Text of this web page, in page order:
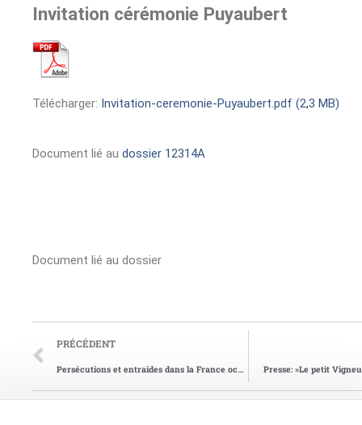
Invitation cérémonie Puyaubert
Télécharger: Invitation-ceremonie-Puyaubert.pdf (2,3 MB)
Document lié au dossier 12314A
Document lié au dossier
PRÉCÉDENT
Persécutions et entraides dans la France occupée Presse: »Le petit